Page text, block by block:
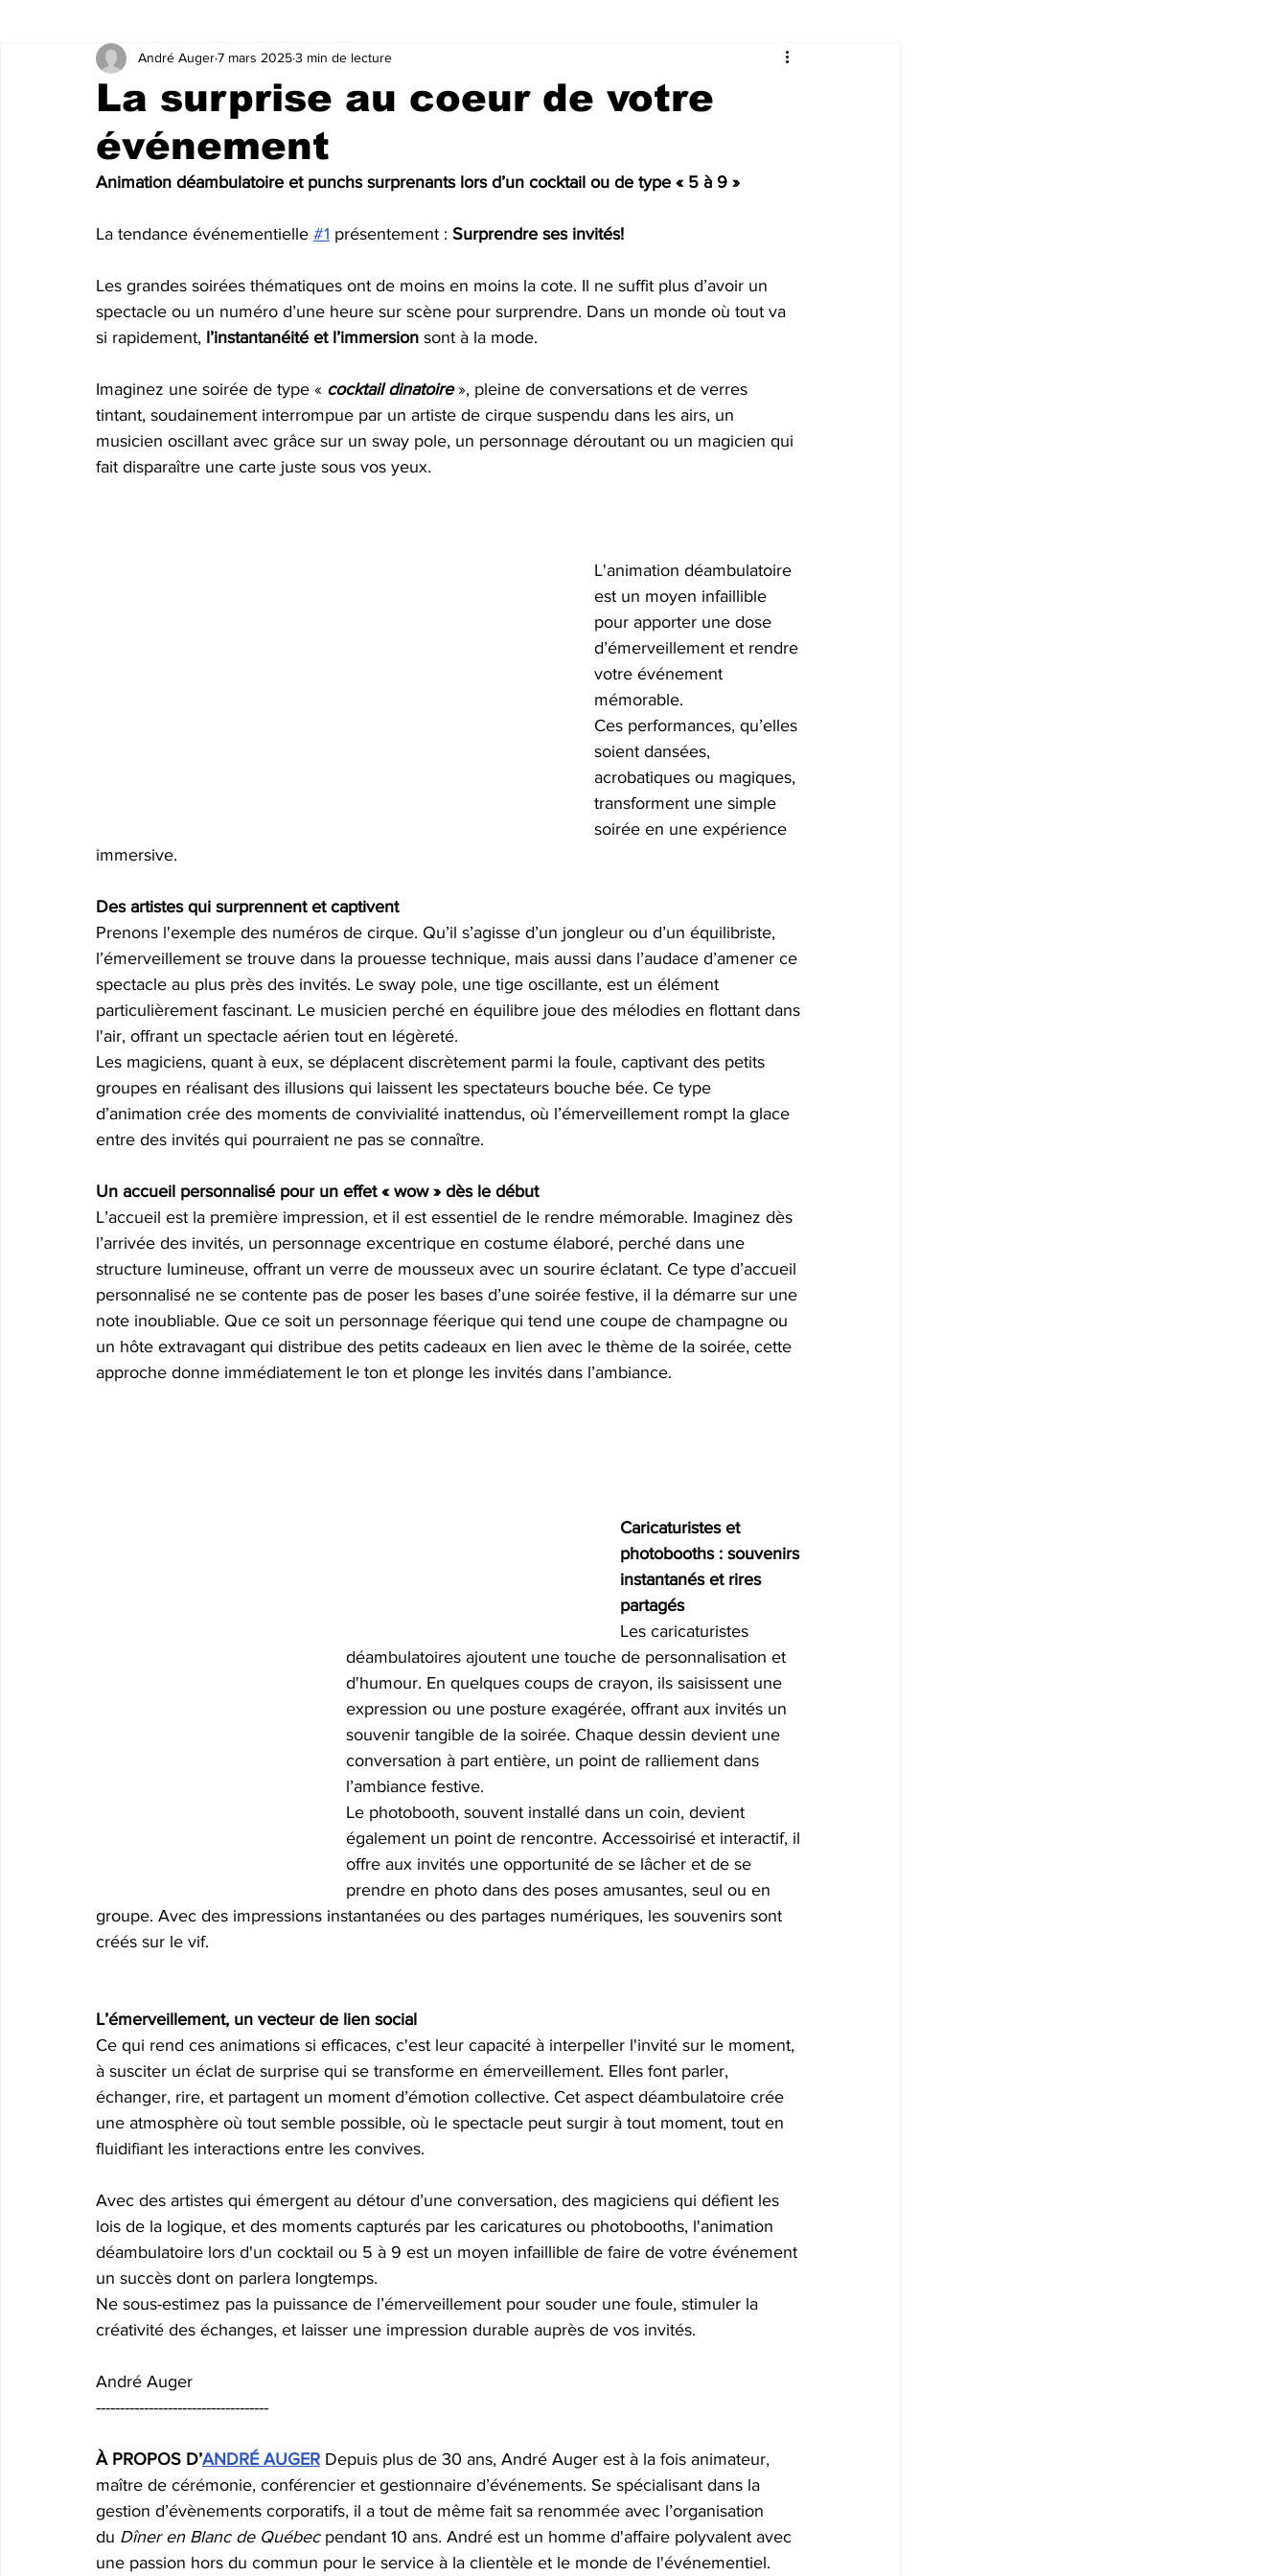
La surprise au coeur de votre
événement
André Auger7 mars 20253 min de lecture
Animation déambulatoire et punchs surprenants lors d’un cocktail ou de type « 5 à 9 »
La tendance événementielle #1 présentement : Surprendre ses invités!
Les grandes soirées thématiques ont de moins en moins la cote. Il ne suffit plus d’avoir un
spectacle ou un numéro d’une heure sur scène pour surprendre. Dans un monde où tout va
si rapidement, l’instantanéité et l’immersion sont à la mode.
Imaginez une soirée de type « cocktail dinatoire », pleine de conversations et de verres
tintant, soudainement interrompue par un artiste de cirque suspendu dans les airs, un
musicien oscillant avec grâce sur un sway pole, un personnage déroutant ou un magicien qui
fait disparaître une carte juste sous vos yeux.
L'animation déambulatoire
est un moyen infaillible
pour apporter une dose
d’émerveillement et rendre
votre événement
mémorable.
Ces performances, qu’elles
soient dansées,
acrobatiques ou magiques,
transforment une simple
soirée en une expérience
immersive.
Des artistes qui surprennent et captivent
Prenons l'exemple des numéros de cirque. Qu’il s’agisse d’un jongleur ou d’un équilibriste,
l’émerveillement se trouve dans la prouesse technique, mais aussi dans l’audace d’amener ce
spectacle au plus près des invités. Le sway pole, une tige oscillante, est un élément
particulièrement fascinant. Le musicien perché en équilibre joue des mélodies en flottant dans
l'air, offrant un spectacle aérien tout en légèreté.
Les magiciens, quant à eux, se déplacent discrètement parmi la foule, captivant des petits
groupes en réalisant des illusions qui laissent les spectateurs bouche bée. Ce type
d’animation crée des moments de convivialité inattendus, où l’émerveillement rompt la glace
entre des invités qui pourraient ne pas se connaître.
Un accueil personnalisé pour un effet « wow » dès le début
L’accueil est la première impression, et il est essentiel de le rendre mémorable. Imaginez dès
l’arrivée des invités, un personnage excentrique en costume élaboré, perché dans une
structure lumineuse, offrant un verre de mousseux avec un sourire éclatant. Ce type d’accueil
personnalisé ne se contente pas de poser les bases d’une soirée festive, il la démarre sur une
note inoubliable. Que ce soit un personnage féerique qui tend une coupe de champagne ou
un hôte extravagant qui distribue des petits cadeaux en lien avec le thème de la soirée, cette
approche donne immédiatement le ton et plonge les invités dans l’ambiance.
Caricaturistes et
photobooths : souvenirs
instantanés et rires
partagés
Les caricaturistes
déambulatoires ajoutent une touche de personnalisation et
d'humour. En quelques coups de crayon, ils saisissent une
expression ou une posture exagérée, offrant aux invités un
souvenir tangible de la soirée. Chaque dessin devient une
conversation à part entière, un point de ralliement dans
l’ambiance festive.
Le photobooth, souvent installé dans un coin, devient
également un point de rencontre. Accessoirisé et interactif, il
offre aux invités une opportunité de se lâcher et de se
prendre en photo dans des poses amusantes, seul ou en
groupe. Avec des impressions instantanées ou des partages numériques, les souvenirs sont
créés sur le vif.
L’émerveillement, un vecteur de lien social
Ce qui rend ces animations si efficaces, c'est leur capacité à interpeller l'invité sur le moment,
à susciter un éclat de surprise qui se transforme en émerveillement. Elles font parler,
échanger, rire, et partagent un moment d’émotion collective. Cet aspect déambulatoire crée
une atmosphère où tout semble possible, où le spectacle peut surgir à tout moment, tout en
fluidifiant les interactions entre les convives.
Avec des artistes qui émergent au détour d’une conversation, des magiciens qui défient les
lois de la logique, et des moments capturés par les caricatures ou photobooths, l'animation
déambulatoire lors d'un cocktail ou 5 à 9 est un moyen infaillible de faire de votre événement
un succès dont on parlera longtemps.
Ne sous-estimez pas la puissance de l’émerveillement pour souder une foule, stimuler la
créativité des échanges, et laisser une impression durable auprès de vos invités.
André Auger
------------------------------------
À PROPOS D’ANDRÉ AUGER Depuis plus de 30 ans, André Auger est à la fois animateur,
maître de cérémonie, conférencier et gestionnaire d’événements. Se spécialisant dans la
gestion d’évènements corporatifs, il a tout de même fait sa renommée avec l’organisation
du Dîner en Blanc de Québec pendant 10 ans. André est un homme d'affaire polyvalent avec
une passion hors du commun pour le service à la clientèle et le monde de l'événementiel.